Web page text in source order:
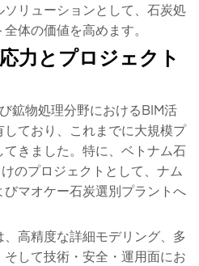
リューションとして、石炭処
体の価値を高めます。
力とプロジェクト
鉱物処理分野におけるBIM活
ており、これまでに大規模プ
きました。特に、ベトナム石
のプロジェクトとして、ナム
マオケー石炭選別プラントへ
高精度な詳細モデリング、多
して技術・安全・運用面にお